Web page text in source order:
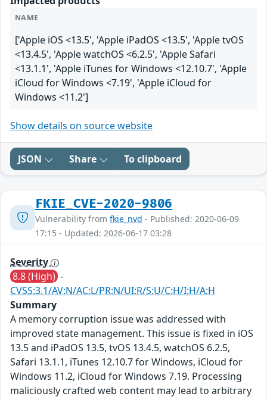
NAME
['Apple iOS <13.5', 'Apple iPadOS <13.5', 'Apple tvOS
<13.4.5', 'Apple watchOS <6.2.5', 'Apple Safari
<13.1.1', 'Apple iTunes for Windows <12.10.7', 'Apple
iCloud for Windows <7.19', 'Apple iCloud for
Windows <11.2']
Show details on source website
JSON Share To clipboard
FKIE_CVE-2020-9806
Vulnerability from fkie_nvd - Published: 2020-06-09
17:15 - Updated: 2026-06-17 03:28
Severity
8.8 (High) -
CVSS:3.1/AV:N/AC:L/PR:N/UI:R/S:U/C:H/I:H/A:H
Summary
A memory corruption issue was addressed with
improved state management. This issue is fixed in iOS
13.5 and iPadOS 13.5, tvOS 13.4.5, watchOS 6.2.5,
Safari 13.1.1, iTunes 12.10.7 for Windows, iCloud for
Windows 11.2, iCloud for Windows 7.19. Processing
maliciously crafted web content may lead to arbitrary